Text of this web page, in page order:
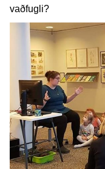
vaðfugli?